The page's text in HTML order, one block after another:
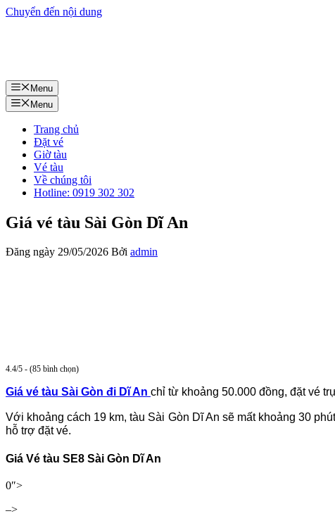
Chuyển đến nội dung
Menu
Menu
Trang chủ
Đặt vé
Giờ tàu
Vé tàu
Về chúng tôi
Hotline: 0919 302 302
Giá vé tàu Sài Gòn Dĩ An
Đăng ngày 29/05/2026 Bởi admin
4.4/5 - (85 bình chọn)
Giá vé tàu Sài Gòn đi Dĩ An chỉ từ khoảng 50.000 đồng, đặt vé
Với khoảng cách 19 km, tàu Sài Gòn Dĩ An sẽ mất khoảng 30
hỗ trợ đặt vé.
Giá Vé tàu SE8 Sài Gòn Dĩ An
0″>
–>